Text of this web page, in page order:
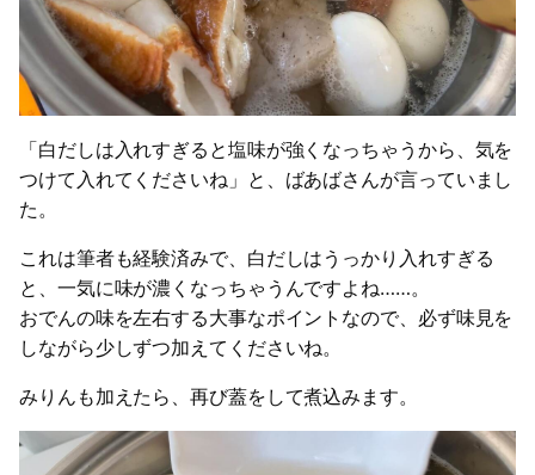
「白だしは入れすぎると塩味が強くなっちゃうから、気を
つけて入れてくださいね」と、ばあばさんが言っていまし
た。
これは筆者も経験済みで、白だしはうっかり入れすぎる
と、一気に味が濃くなっちゃうんですよね……。
おでんの味を左右する大事なポイントなので、必ず味見を
しながら少しずつ加えてくださいね。
みりんも加えたら、再び蓋をして煮込みます。